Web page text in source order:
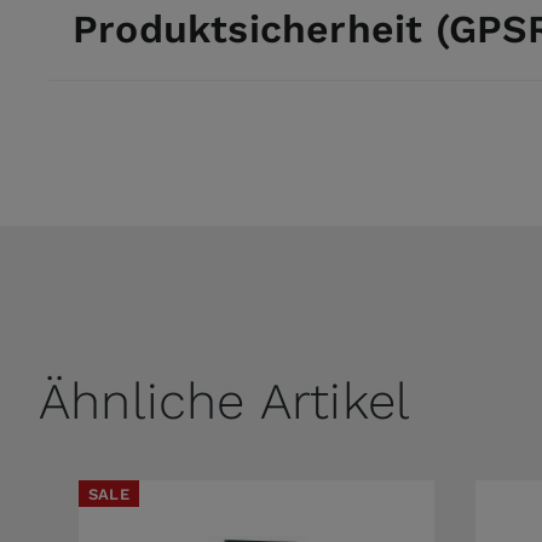
Produktsicherheit
Ähnliche Artikel
SALE